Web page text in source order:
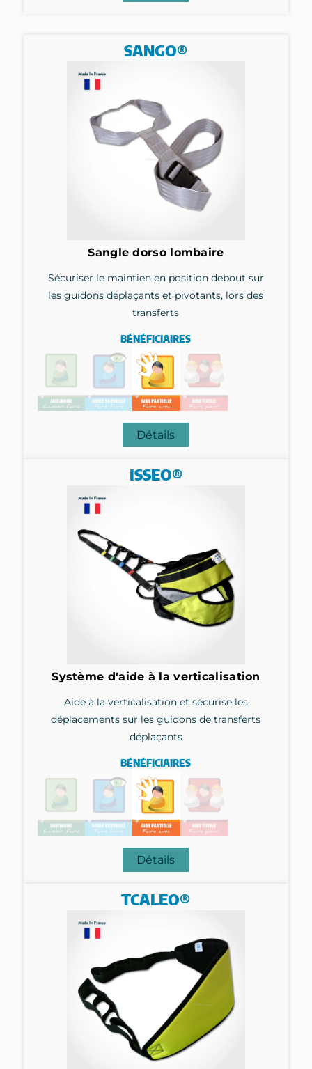
SANGO®​
Sangle dorso lombaire
Sécuriser le maintien en position debout sur
les guidons déplaçants et pivotants, lors des
transferts
BÉNÉFICIAIRES
Détails
ISSEO®​
Système d'aide à la verticalisation
Aide à la verticalisation et sécurise les
déplacements sur les guidons de transferts
déplaçants
BÉNÉFICIAIRES
Détails
TCALEO®